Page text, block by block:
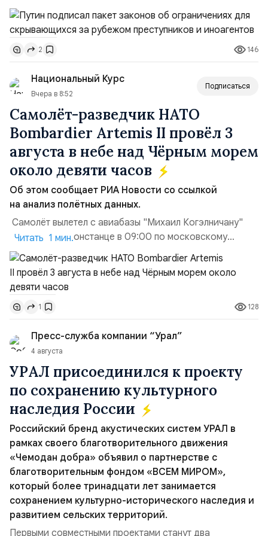
недвижимости на кадастровый учет;Ограничение
водительских прав;Запрет регистрации транспортных
средств и на заключение сделок по
доверенности;Отказ в заключении кредитного
договора, предоставлении государственных и
муниципальных услуг онл...
2 146
Национальный Курс
Вчера в 8:52
Подписаться
Самолёт-разведчик НАТО
Bombardier Artemis II провёл 3
августа в небе над Чёрным морем
около девяти часов
Об этом сообщает РИА Новости со ссылкой
на анализ полётных данных.
Самолёт вылетел с авиабазы "Михаил Когэлничану"
в румынской Констанце в 09:00 по московскому
времени и направился по прямой к турецко-грузинской
границе. На базу самолёт вернулся после 18 часов,
совершив три облёта примерно по одной
траектории.Не исключено, что Artemis II участвовал в
наведени...
Читать 1 мин.
1 128
Пресс-служба компании “Урал”
4 августа
УРАЛ присоединился к проекту
по сохранению культурного
наследия России
Российский бренд акустических систем УРАЛ в
рамках своего благотворительного движения
«Чемодан добра» объявил о партнерстве с
благотворительным фондом «ВСЕМ МИРОМ»,
который более тринадцати лет занимается
сохранением культурно-исторического наследия и
развитием сельских территорий.
Первыми совместными проектами станут два